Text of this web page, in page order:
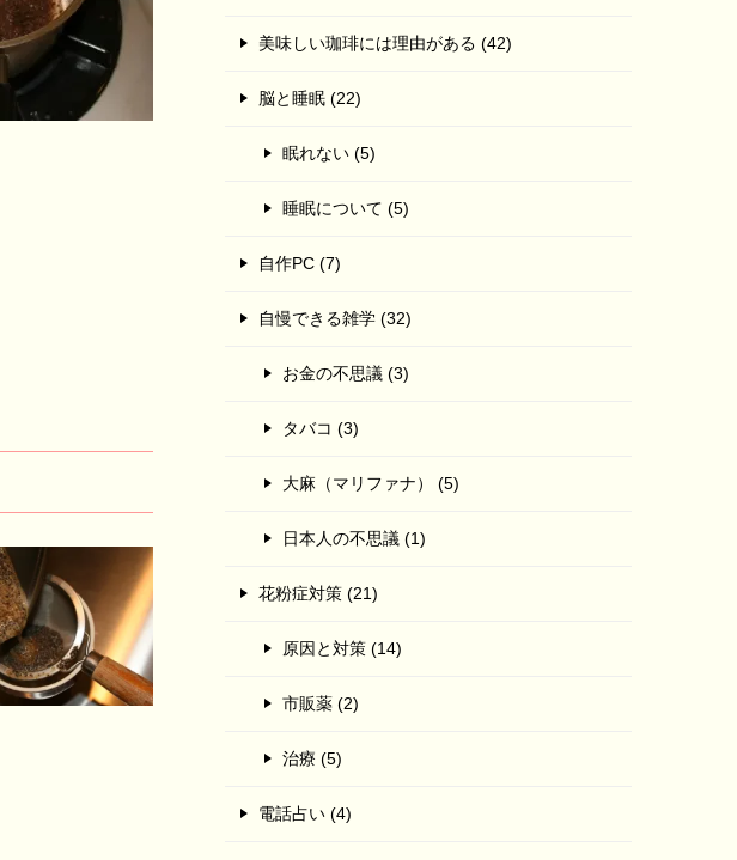
美味しい珈琲には理由がある (42)
脳と睡眠 (22)
眠れない (5)
睡眠について (5)
自作PC (7)
自慢できる雑学 (32)
お金の不思議 (3)
タバコ (3)
大麻（マリファナ） (5)
日本人の不思議 (1)
花粉症対策 (21)
原因と対策 (14)
市販薬 (2)
治療 (5)
電話占い (4)